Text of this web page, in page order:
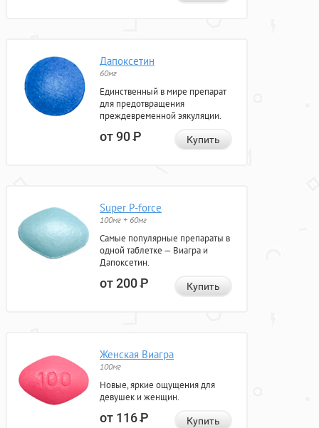
Дапоксетин
60мг
Единственный в мире препарат
для предотвращения
преждевременной эякуляции.
от 90Р Купить
Super P-force
100мг + 60мг
Самые популярные препараты в
одной таблетке — Виагра и
Дапоксетин.
от 200Р Купить
Женская Виагра
100мг
Новые, яркие ощущения для
девушек и женщин.
от 116Р Купить